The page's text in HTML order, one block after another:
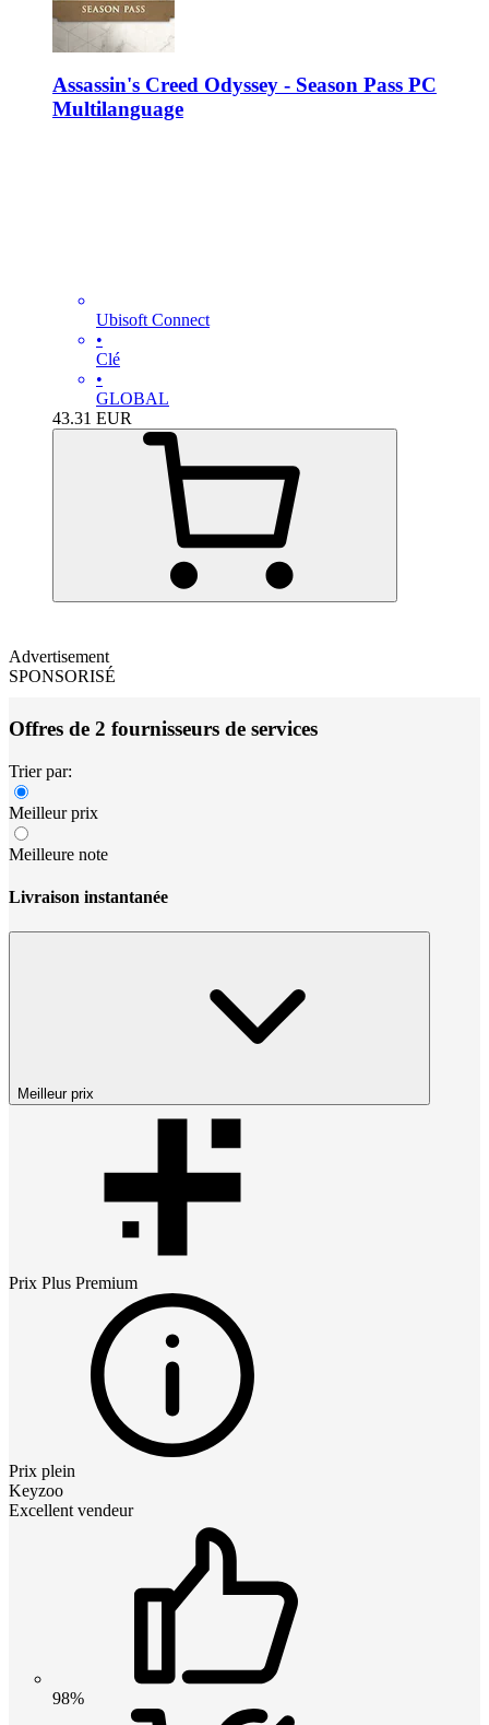
Assassin's Creed Odyssey - Season Pass PC
Multilanguage
Ubisoft Connect
•
Clé
•
GLOBAL
43.31 EUR
Advertisement
SPONSORISÉ
Offres de 2 fournisseurs de services
Trier par:
Meilleur prix
Meilleure note
Livraison instantanée
Meilleur prix
Prix Plus Premium
Prix plein
Keyzoo
Excellent vendeur
98%